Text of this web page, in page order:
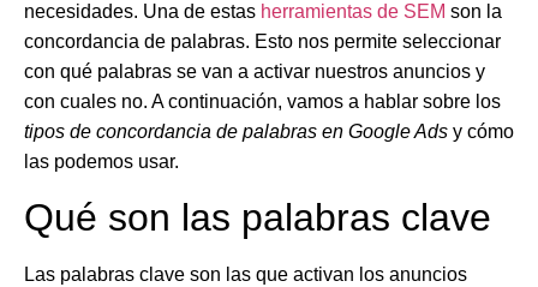
necesidades. Una de estas herramientas de SEM son la
concordancia de palabras. Esto nos permite seleccionar
con qué palabras se van a activar nuestros anuncios y
con cuales no. A continuación, vamos a hablar sobre los
tipos de concordancia de palabras en Google Ads y cómo
las podemos usar.
Qué son las palabras clave
Las palabras clave son las que activan los anuncios